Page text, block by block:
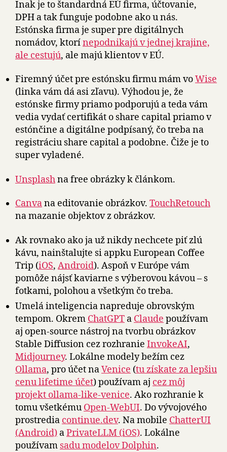
Inak je to štandardná EÚ firma, účtovanie,
DPH a tak funguje podobne ako u nás.
Estónska firma je super pre digitálnych
nomádov, ktorínepodnikajú v jednej krajine,
ale cestujú, ale majú klientov v EÚ.
Firemný účet pre estónsku firmu mám voWise
(linka vám dá asi zľavu). Výhodou je, že
estónske firmy priamo podporujú a teda vám
vedia vydať certifikát o share capital priamo v
estónčine a digitálne podpísaný, čo treba na
registráciu share capital a podobne. Čiže je to
super vyladené.
Unsplashna free obrázky k článkom.
Canvana editovanie obrázkov. TouchRetouch
na mazanie objektov z obrázkov.
Ak rovnako ako ja už nikdy nechcete piť zlú
kávu, nainštalujte si appku European Coffee
Trip (iOS, Android). Aspoň v Európe vám
pomôže nájsť kaviarne s výberovou kávou – s
fotkami, polohou a všetkým čo treba.
Umelá inteligencia napreduje obrovským
tempom. Okrem ChatGPT a Claude používam
aj open-source nástroj na tvorbu obrázkov
Stable Diffusion cez rozhranie InvokeAI,
Midjourney. Lokálne modely bežím cez
Ollama, pro účet naVenice (tu získate za lepšiu
cenu lifetime účet) používam aj cez môj
projekt ollama-like-venice. Ako rozhranie k
tomu všetkému Open-WebUI. Do vývojového
prostredia continue.dev. Na mobile ChatterUI
(Android) aPrivateLLM (iOS). Lokálne
používam sadu modelov Dolphin.